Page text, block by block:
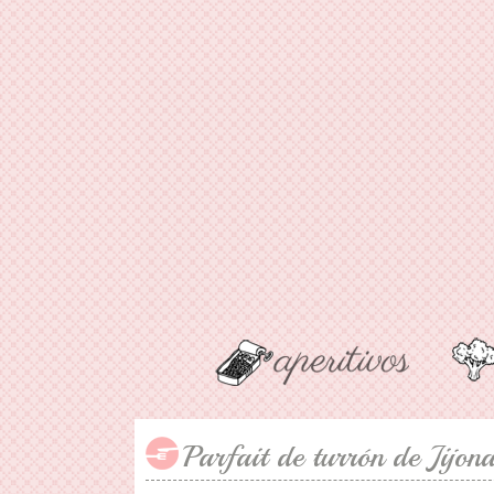
Parfait de turrón de